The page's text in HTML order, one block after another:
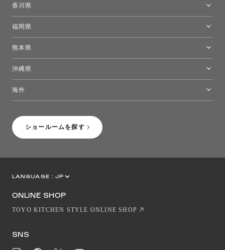
ショールームを探す
香川県
福岡県
熊本県
沖縄県
海外
LANGUAGE : JP
ONLINE SHOP
TOYO KITCHEN STYLE ONLINE SHOP
SNS